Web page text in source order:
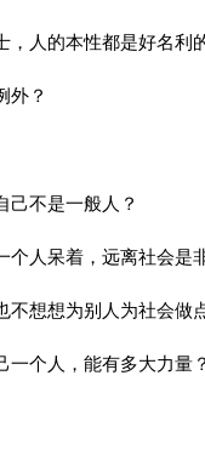
，人的本性都是好名
外？
己不是一般人？
人呆着，远离社会是非
想想为别人为社会做
一个人，能有多大力量？